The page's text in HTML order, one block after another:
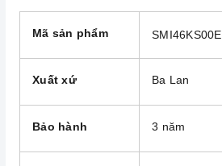
Mã sản phẩm SMI46KS00E
Xuất xứ Ba Lan
Bảo hành 3 năm